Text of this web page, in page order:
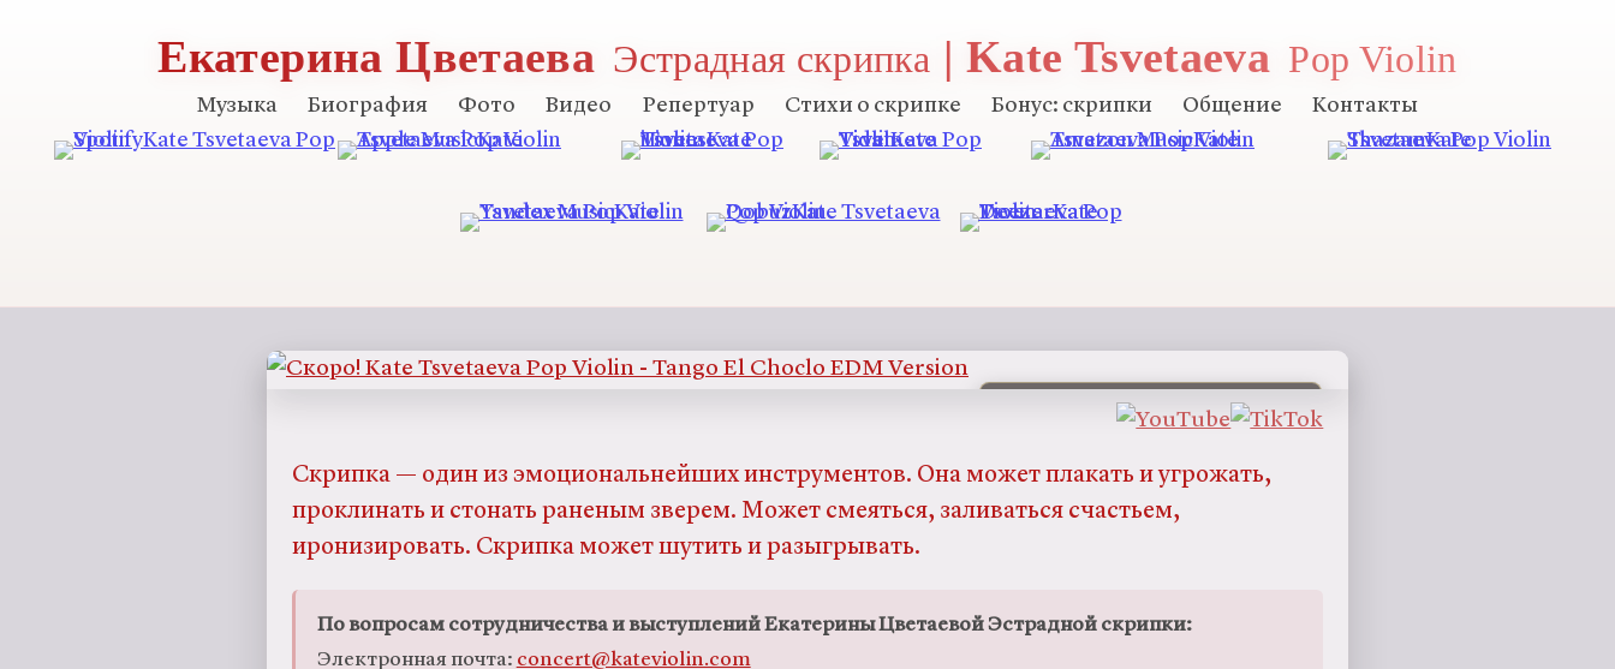
Екатерина Цветаева Эстрадная скрипка | Kate Tsvetaeva Pop Violin
Музыка Биография Фото Видео Репертуар Стихи о скрипке Бонус: скрипки Общение Контакты
ПРЕМЬЕРА ЧЕРЕЗ...
дней часов минуту секунду
Скрипка — один из эмоциональнейших инструментов. Она может плакать и угрожать,
проклинать и стонать раненым зверем. Может смеяться, заливаться счастьем,
иронизировать. Скрипка может шутить и разыгрывать.
По вопросам сотрудничества и выступлений Екатерины Цветаевой Эстрадной скрипки:
Электронная почта: concert@kateviolin.com